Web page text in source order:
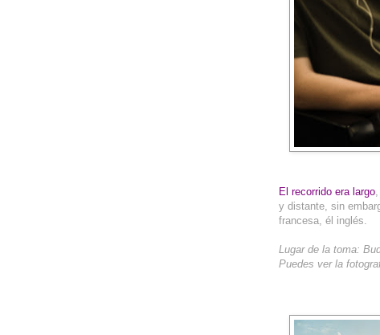
El recorrido era largo
y distante, sin
francesa, él inglés.
Lugar de la toma:
Puedes ver la